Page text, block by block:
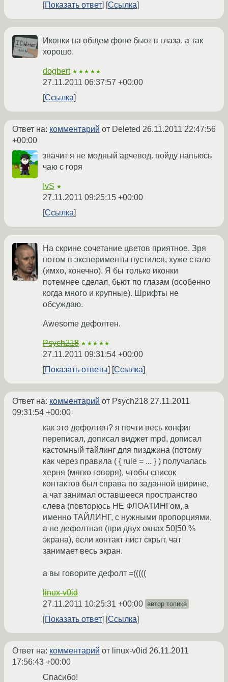
Показать ответ
Ссылка
Иконки на общем фоне бьют в глаза, а так
хорошо.
dogbert ★★★★★
27.11.2011 06:37:57 +00:00
Ссылка
Ответ на: комментарий от Deleted 26.11.2011 22:47:56
+00:00
значит я не модный арчевод. пойду напьюсь
чаю с горя
IvS ★
27.11.2011 09:25:15 +00:00
Ссылка
На скрине сочетание цветов приятное. Зря
потом в эксперименты пустился, хуже стало
(имхо, конечно). Я бы только иконки
потемнее сделал, бьют по глазам (особенно
когда много и крупные). Шрифты не
обсуждаю.
Awesome дефолтен.
Psych218 ★★★★★
27.11.2011 09:31:54 +00:00
Показать ответы
Ссылка
Ответ на: комментарий от Psych218 27.11.2011
09:31:54 +00:00
как это дефолтен? я почти весь конфиг
переписал, дописал виджет mpd, дописал
кастомный тайлинг для пизджина (потому
как через правила ( { rule = ... } ) получалась
херня (мягко говоря), чтобы список
контактов был справа по заданной ширине,
а чат занимал оставшееся пространство
слева (повторюсь НЕ ФЛОАТИНГом, а
именно ТАЙЛИНГ, с нужными пропорциями,
а не дефолтная (при двух окнах 50|50 %
экрана), если контакт лист скрыт, чат
занимает весь экран.
а вы говорите дефолт =(((((
linux-v0id
27.11.2011 10:25:31 +00:00 автор топика
Показать ответ Ссылка
Ответ на: комментарий от linux-v0id 26.11.2011
17:56:43 +00:00
Спасибо!